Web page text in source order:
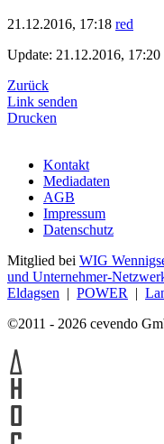
21.12.2016, 17:18 red
Update: 21.12.2016, 17:20
Zurück
Link senden
Drucken
Kontakt
Mediadaten
AGB
Impressum
Datenschutz
Mitglied bei WIG
und Unternehmer-
Eldagsen | POWER |
©2011 - 2026 cevendo